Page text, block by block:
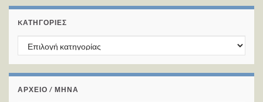
KΑΤΗΓΟΡΊΕΣ
Kατηγορίες
ΑΡΧΕΙΟ / ΜΗΝΑ